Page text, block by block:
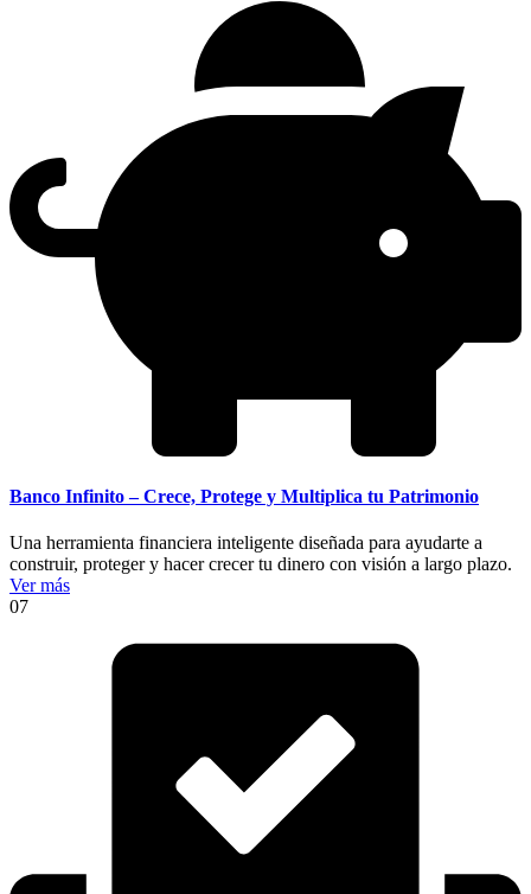
Banco Infinito – Crece, Protege y Multiplica tu Patrimonio
Una herramienta financiera inteligente diseñada para ayudarte a
construir, proteger y hacer crecer tu dinero con visión a largo plazo.
Ver más
07